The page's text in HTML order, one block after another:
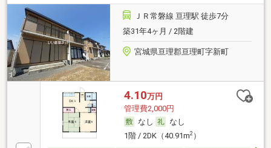
ＪＲ常磐線 亘理駅 徒歩7分
築31年4ヶ月 / 2階建
宮城県亘理郡亘理町字新町
4.10万円
管理費2,000円
なし
なし
1階 / 2DK（40.91m2）